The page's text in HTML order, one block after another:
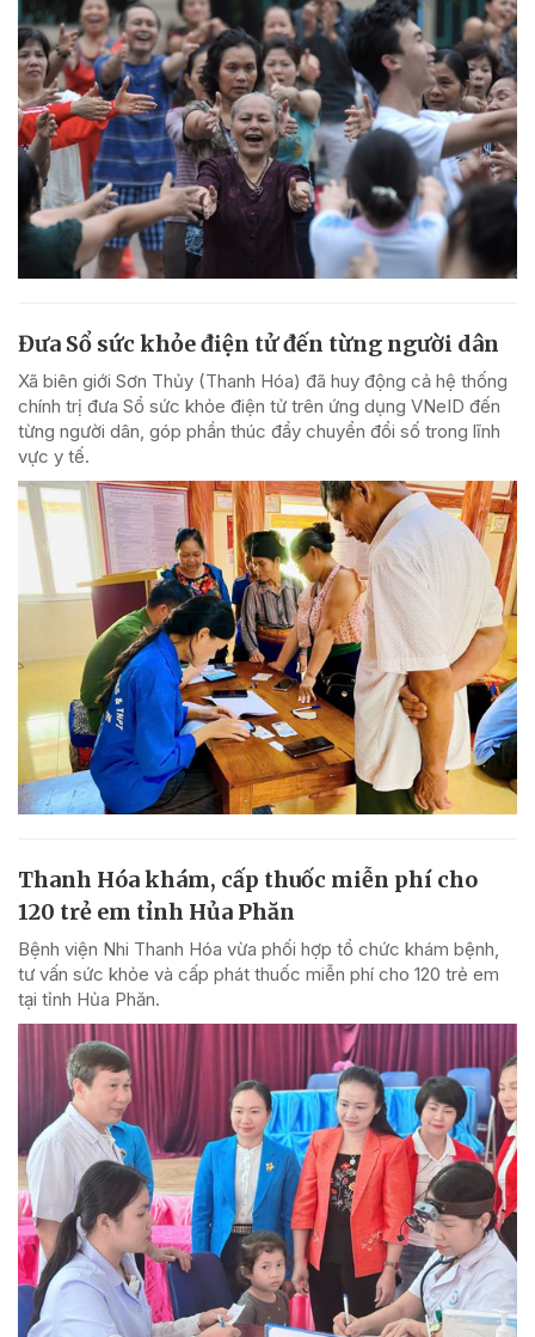
Đưa Sổ sức khỏe điện tử đến từng người dân
Xã biên giới Sơn Thủy (Thanh Hóa) đã huy động cả hệ thống
chính trị đưa Sổ sức khỏe điện tử trên ứng dụng VNeID đến
từng người dân, góp phần thúc đẩy chuyển đổi số trong lĩnh
vực y tế.
Thanh Hóa khám, cấp thuốc miễn phí cho
120 trẻ em tỉnh Hủa Phăn
Bệnh viện Nhi Thanh Hóa vừa phối hợp tổ chức khám bệnh,
tư vấn sức khỏe và cấp phát thuốc miễn phí cho 120 trẻ em
tại tỉnh Hủa Phăn.